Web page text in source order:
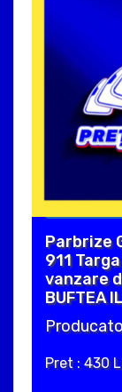
Parbrize
911
vanzare
BUFTEA
Pret : 430